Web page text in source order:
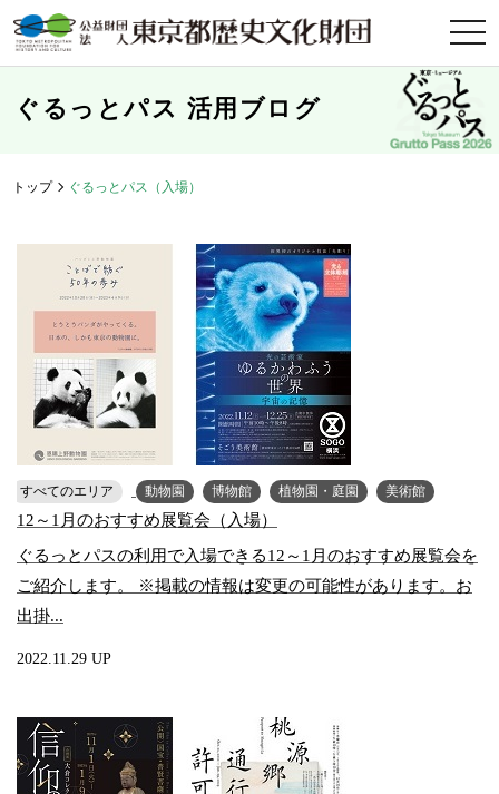
t
o
l
e
n
a
ぐるっとパス 活用ブログ
トップ ぐるっとパス（入場）
すべてのエリア 動物園 博物館 植物園・庭園 美術館
12～1月のおすすめ展覧会（入場）
ぐるっとパスの利用で入場できる12～1月のおすすめ展覧会を
ご紹介します。 ※掲載の情報は変更の可能性があります。お
出掛...
2022.11.29 UP